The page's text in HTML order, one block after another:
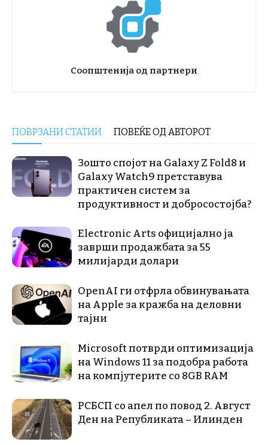
Соопштенија од партнери
ПОВРЗАНИ СТАТИИ ПОВЕЌЕ ОД АВТОРОТ
Зошто спојот на Galaxy Z Fold8 и
Galaxy Watch9 претставува
практичен систем за
продуктивност и добросостојба?
Electronic Arts официјално ја
заврши продажбата за 55
милијарди долари
OpenAI ги отфрла обвинувањата
на Apple за кражба на деловни
тајни
Microsoft потврди оптимизација
на Windows 11 за подобра работа
на компјутерите со 8GB RAM
РСБСП со апел по повод 2. Август
Ден на Републиката – Илинден